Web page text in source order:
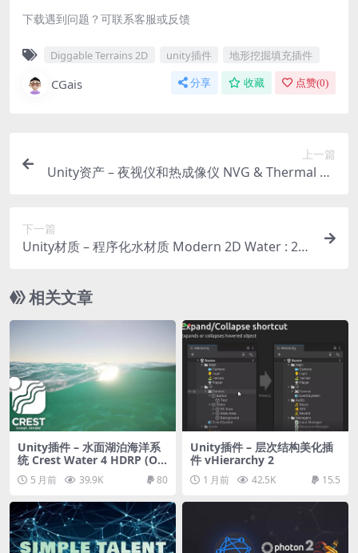
下载遇到问题？可联系客服或反馈
Diggable Terrains 2D unity插件 地形挖掘填充插件
CGais 分享 收藏 点赞(0)
上一篇
Unity资产 – 夜视仪和热成像仪 NVG & Thermal Eff
下一篇
Unity材质 – 程序化水材质 Modern 2D Water : 2/
相关文章
Unity插件 – 水面湖泊海洋系
统 Crest Water 4 HDRP (Oc
ean, Rivers & Lakes)
5 月前 39.9K 80
Unity插件 – 层次结构美化插
件 vHierarchy 2
1 月前 42.5K 15.5